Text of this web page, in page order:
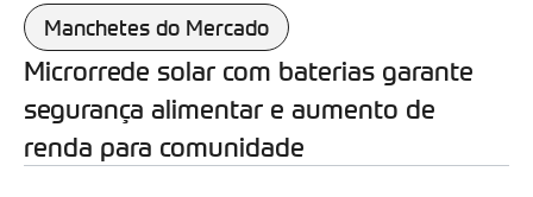
Manchetes do Mercado
Microrrede solar com baterias garante
segurança alimentar e aumento de
renda para comunidade